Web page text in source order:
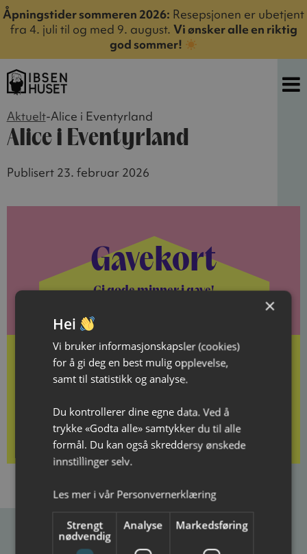
Åpningstider sommeren 2026: Resepsjonen er ubetjent
fra 4. juli til og med 9. august. Vi ønsker alle en riktig
god sommer!
Aktuelt-Alice i Eventyrland
Alice i Eventyrland
Publisert 23. februar 2026
Gavekort
Gi gode minner i gave!
×
Hei
Vi bruker informasjonskapsler (cookies)
for å gi deg en best mulig opplevelse,
samt til statistikk og analyse.
Du kontrollerer dine egne data. Ved å
trykke «Godta alle» samtykker du til alle
formål. Du kan også skreddersy ønskede
innstillinger selv.
Les mer i vår Personvernerklæring
Strengt
nødvendig
Analyse Markedsføring